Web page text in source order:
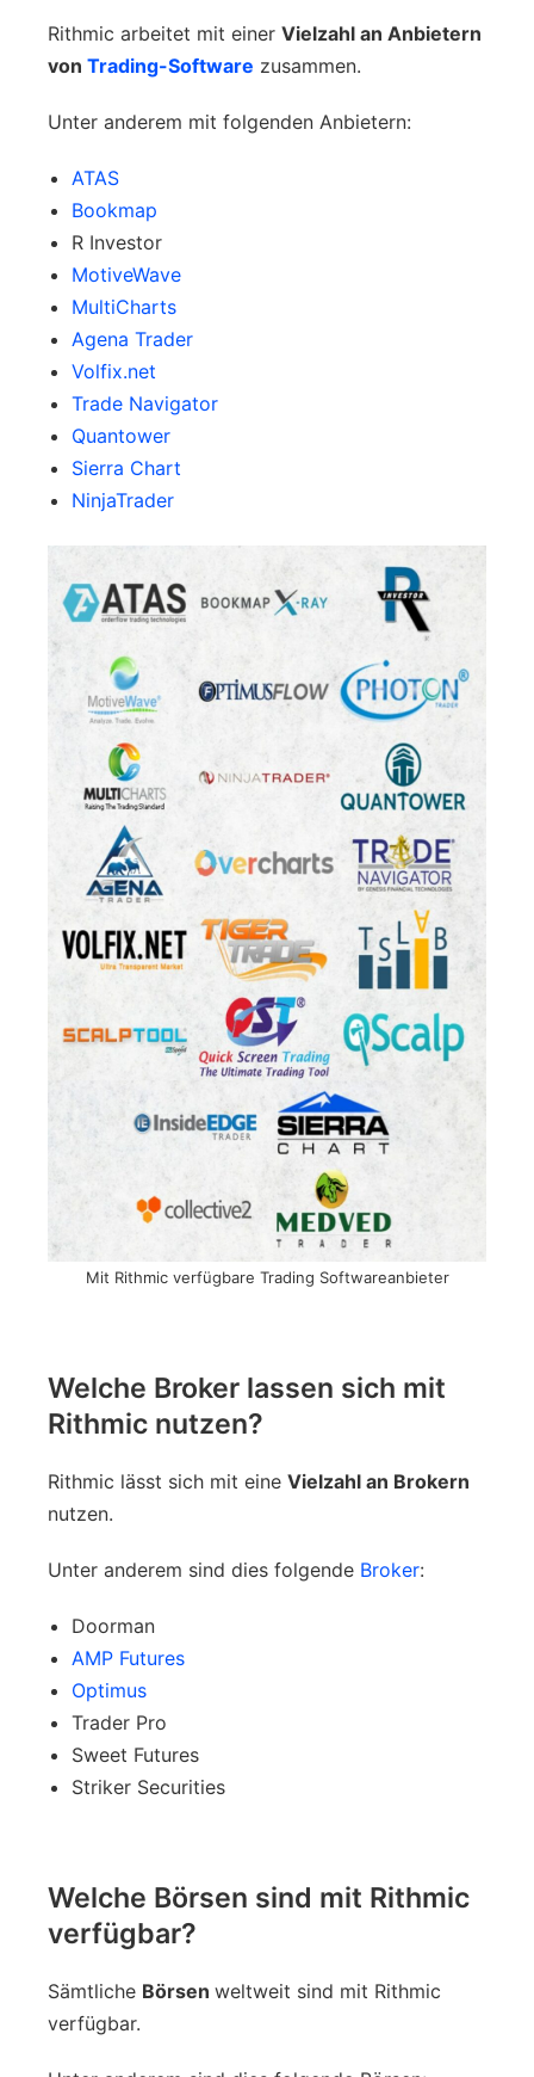
Rithmic arbeitet mit einer Vielzahl an Anbietern
von Trading-Software zusammen.
Unter anderem mit folgenden Anbietern:
ATAS
Bookmap
R Investor
MotiveWave
MultiCharts
Agena Trader
Volfix.net
Trade Navigator
Quantower
Sierra Chart
NinjaTrader
Mit Rithmic verfügbare Trading Softwareanbieter
Welche Broker lassen sich mit
Rithmic nutzen?
Rithmic lässt sich mit eine Vielzahl an Brokern
nutzen.
Unter anderem sind dies folgende Broker:
Doorman
AMP Futures
Optimus
Trader Pro
Sweet Futures
Striker Securities
Welche Börsen sind mit Rithmic
verfügbar?
Sämtliche Börsen weltweit sind mit Rithmic
verfügbar.